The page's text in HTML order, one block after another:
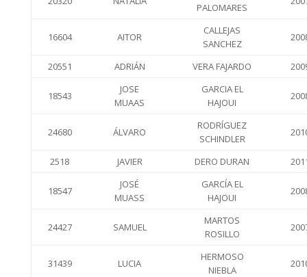
PALOMARES
16604 AITOR
CALLEJAS
SANCHEZ
20551 ADRIÁN VERA FAJARDO
18543
JOSE
MUAAS
GARCIA EL
HAJOUI
24680 ÁLVARO
RODRÍGUEZ
SCHINDLER
2518 JAVIER DERO DURAN
18547
JOSÉ
MUASS
GARCÍA EL
HAJOUI
24427 SAMUEL
MARTOS
ROSILLO
31439 LUCIA
HERMOSO
NIEBLA